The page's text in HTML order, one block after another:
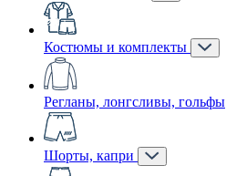
Костюмы и комплекты
Регланы, лонгсливы, гольфы
Шорты, капри